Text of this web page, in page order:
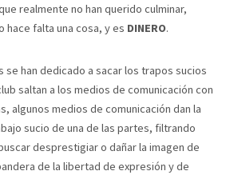
realmente no han querido culminar,
hace falta una cosa, y es DINERO.
se han dedicado a sacar los trapos sucios
saltan a los medios de comunicación con
algunos medios de comunicación dan la
sucio de una de las partes, filtrando
desprestigiar o dañar la imagen de
de la libertad de expresión y de